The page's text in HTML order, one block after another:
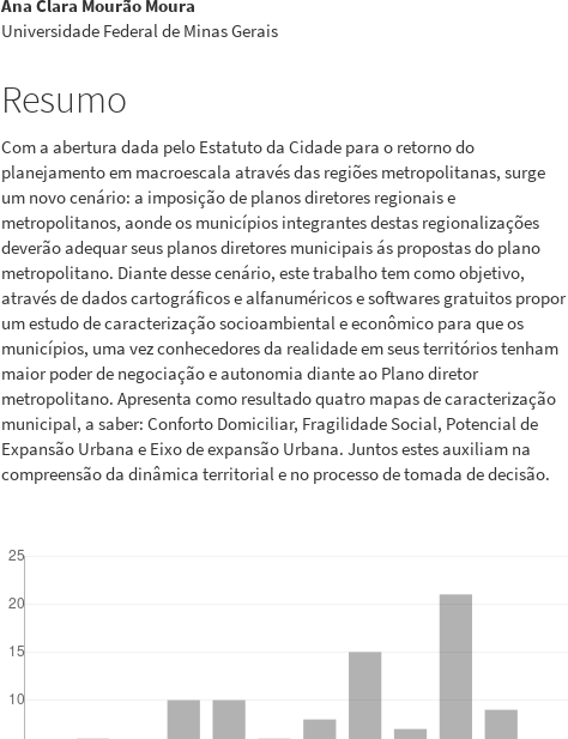
artigo
principal
Ana Clara Mourão Moura
Universidade Federal de Minas Gerais
Resumo
Com a abertura dada pelo Estatuto da Cidade para o retorno do
planejamento em macroescala através das regiões metropolitanas, surge
um novo cenário: a imposição de planos diretores regionais e
metropolitanos, aonde os municípios integrantes destas regionalizações
deverão adequar seus planos diretores municipais ás propostas do plano
metropolitano. Diante desse cenário, este trabalho tem como objetivo,
através de dados cartográficos e alfanuméricos e softwares gratuitos propor
um estudo de caracterização socioambiental e econômico para que os
municípios, uma vez conhecedores da realidade em seus territórios tenham
maior poder de negociação e autonomia diante ao Plano diretor
metropolitano. Apresenta como resultado quatro mapas de caracterização
municipal, a saber: Conforto Domiciliar, Fragilidade Social, Potencial de
Expansão Urbana e Eixo de expansão Urbana. Juntos estes auxiliam na
compreensão da dinâmica territorial e no processo de tomada de decisão.